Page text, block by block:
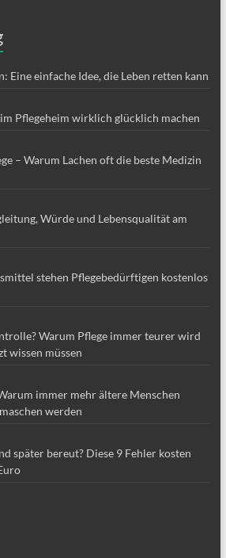
Eine einfache Idee, die Leben retten kann
Pflegeheim wirklich glücklich machen
– Warum Lachen oft die beste Medizin
Würde und Lebensqualität am
stehen Pflegebedürftigen kostenlos
Warum Pflege immer teurer wird
wissen müssen
immer mehr ältere Menschen
werden
später bereut? Diese 9 Fehler kosten